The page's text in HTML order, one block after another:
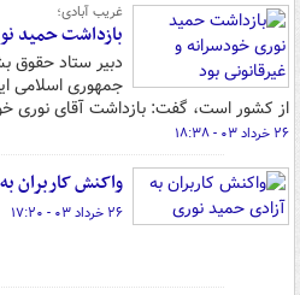
غریب آبادی؛
بازداشت حمید
دبیر ستاد حقوق
جمهوری اسلامی
از کشور است، گفت: بازداشت آقای نوری
۲۶ خرداد ۰۳ - ۱۸:۳۸
واکنش کاربران
۲۶ خرداد ۰۳ - ۱۷:۲۰